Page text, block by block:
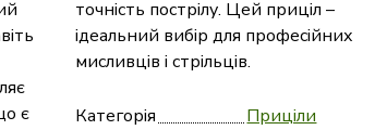
точність пострілу. Цей приціл –
ідеальний вибір для професійних
мисливців і стрільців.
Категорія
Приціли
є